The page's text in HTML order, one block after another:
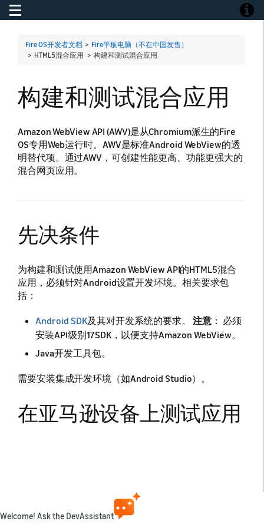
Toggle navigation
Fire OS开发者文档 > Fire平板电脑（不在中国发售）
> HTML5混合应用 > 构建和测试混合应用
构建和测试混合应用
Amazon WebView API (AWV)是从Chromium派生的Fire
OS专用Web运行时。AWV是标准Android WebView的透
明替代项。通过AWV，可创建性能更高、功能更强大的
混合网页应用。
先决条件
为构建和测试使用Amazon WebView API的HTML5混合
应用，必须针对Android设置开发环境。相关要求包
括：
Android SDK及其对开发系统的要求。 注意 ：​ 必须
安装API级别17SDK，以便支持Amazon WebView。
Java开发工具包。
需要安装集成开发环境（如Android Studio）。
在亚马逊设备上测试应用
使用ADB在Fire设备上安装您的应用
应用测试指南
Welcome! Ask the DevAssistant